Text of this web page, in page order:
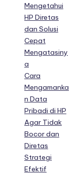
Mengetahui
HP Diretas
dan Solusi
Cepat
Mengatasiny
a
Cara
Mengamanka
n Data
Pribadi di HP
Agar Tidak
Bocor dan
Diretas
Strategi
Efektif